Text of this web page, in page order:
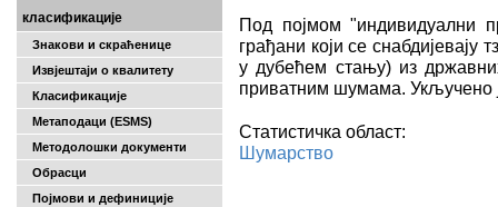
класификације
Знакови и скраћенице
Извјештаји о квалитету
Класификације
Метаподаци (ESMS)
Методолошки документи
Обрасци
Појмови и дефиниције
Под појмом "индивидуални
грађани који се
у дубећем стању) из
приватним шумама. Укључено
Статистичка област:
Шумарство